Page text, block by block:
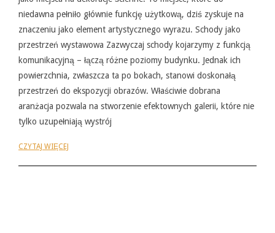
niedawna pełniło głównie funkcję użytkową, dziś zyskuje na
znaczeniu jako element artystycznego wyrazu. Schody jako
przestrzeń wystawowa Zazwyczaj schody kojarzymy z funkcją
komunikacyjną – łączą różne poziomy budynku. Jednak ich
powierzchnia, zwłaszcza ta po bokach, stanowi doskonałą
przestrzeń do ekspozycji obrazów. Właściwie dobrana
aranżacja pozwala na stworzenie efektownych galerii, które nie
tylko uzupełniają wystrój
CZYTAJ WIĘCEJ